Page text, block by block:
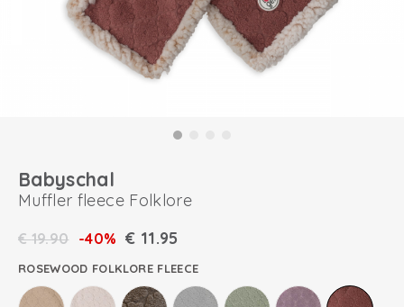
Babyschal
Muffler fleece Folklore
€19.90 -40% € 11.95
ROSEWOOD FOLKLORE FLEECE